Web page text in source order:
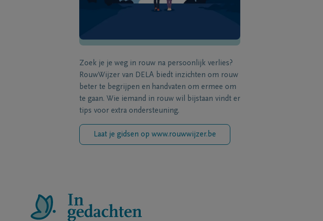
Zoek je je weg in rouw na persoonlijk verlies?
RouwWijzer van DELA biedt inzichten om rouw
beter te begrijpen en handvaten om ermee om
te gaan. Wie iemand in rouw wil bijstaan vindt er
tips voor extra ondersteuning.
Laat je gidsen op www.rouwwijzer.be